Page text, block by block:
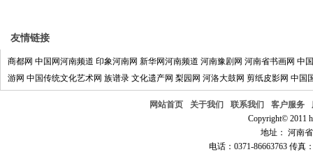
友情链接
商都网 中国网河南频道 印象河南网 新华网河南频道 河南豫剧网 河南省书画网 中
游网 中国传统文化艺术网 族谱录 文化遗产网 梨园网 河洛大鼓网 剪纸皮影网 中国
网站首页 关于我们 联系我们 客户服务
Copyright© 2011
地址： 河南
电话：0371-86663763 传真